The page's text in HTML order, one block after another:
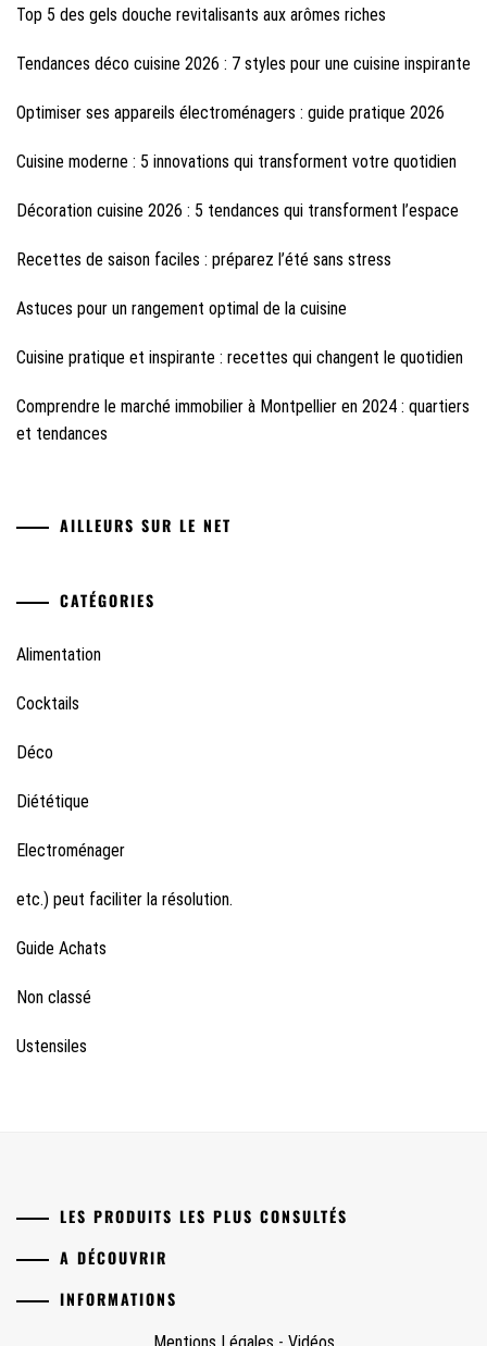
Top 5 des gels douche revitalisants aux arômes riches
Tendances déco cuisine 2026 : 7 styles pour une cuisine inspirante
Optimiser ses appareils électroménagers : guide pratique 2026
Cuisine moderne : 5 innovations qui transforment votre quotidien
Décoration cuisine 2026 : 5 tendances qui transforment l’espace
Recettes de saison faciles : préparez l’été sans stress
Astuces pour un rangement optimal de la cuisine
Cuisine pratique et inspirante : recettes qui changent le quotidien
Comprendre le marché immobilier à Montpellier en 2024 : quartiers
et tendances
AILLEURS SUR LE NET
CATÉGORIES
Alimentation
Cocktails
Déco
Diététique
Electroménager
etc.) peut faciliter la résolution.
Guide Achats
Non classé
Ustensiles
LES PRODUITS LES PLUS CONSULTÉS
A DÉCOUVRIR
INFORMATIONS